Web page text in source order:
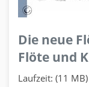
Die neue
Flöte und
Laufzeit: (11 MB)